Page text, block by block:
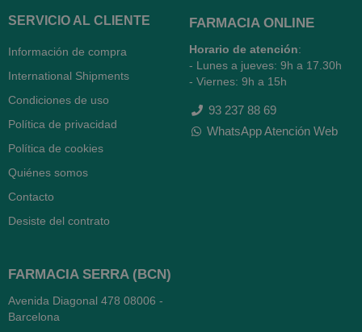
SERVICIO AL CLIENTE
Información de compra
International Shipments
Condiciones de uso
Política de privacidad
Política de cookies
Quiénes somos
Contacto
Desiste del contrato
FARMACIA ONLINE
Horario de atención:
- Lunes a jueves: 9h a 17.30h
- Viernes: 9h a 15h
93 237 88 69
WhatsApp Atención Web
FARMACIA SERRA (BCN)
Avenida Diagonal 478 08006 -
Barcelona